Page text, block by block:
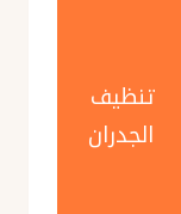
تنظيف
الجدران